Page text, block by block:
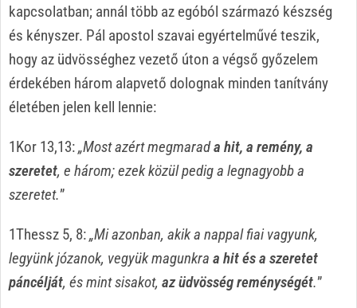
kapcsolatban; annál több az egóból származó készség
és kényszer. Pál apostol szavai egyértelművé teszik,
hogy az üdvösséghez vezető úton a végső győzelem
érdekében három alapvető dolognak minden tanítvány
életében jelen kell lennie:
1Kor 13,13:„Most azért megmarada hit, a remény, a
szeretet, e három; ezek közül pedig a legnagyobb a
szeretet.”
1Thessz 5, 8:„Mi azonban, akik a nappal fiai vagyunk,
legyünk józanok, vegyük magunkra a hit és a szeretet
páncélját, és mint sisakot, az üdvösség reménységét.”